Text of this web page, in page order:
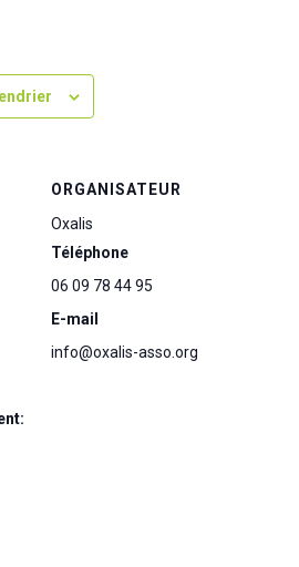
ORGANISATEUR
Oxalis
Téléphone
06 09 78 44 95
E-mail
info@oxalis-asso.org